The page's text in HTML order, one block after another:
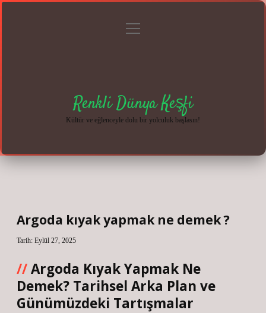
menüyü
Renkli Dünya Keşfi
Kültür ve eğlenceyle dolu bir yolculuk başlasın!
Argoda kıyak yapmak ne demek ?
Tarih: Eylül 27, 2025
Argoda Kıyak Yapmak Ne
Demek? Tarihsel Arka Plan ve
Günümüzdeki Tartışmalar